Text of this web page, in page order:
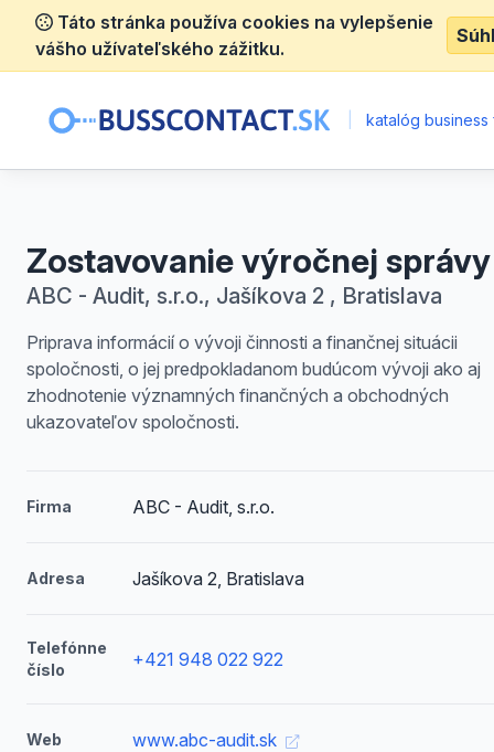
Táto stránka používa cookies na vylepšenie
vášho užívateľského zážitku.
katalóg business
Zostavovanie výročnej správy
ABC - Audit, s.r.o., Jašíkova 2 , Bratislava
Priprava informácií o vývoji činnosti a finančnej situácii
spoločnosti, o jej predpokladanom budúcom vývoji ako aj
zhodnotenie významných finančných a obchodných
ukazovateľov spoločnosti.
Firma ABC - Audit, s.r.o.
Adresa Jašíkova 2, Bratislava
Telefónne
číslo
+421 948 022 922
Web www.abc-audit.sk